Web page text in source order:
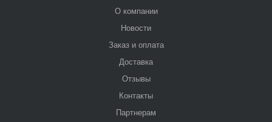
О компании
Новости
Заказ и оплата
Доставка
Отзывы
Контакты
Партнерам